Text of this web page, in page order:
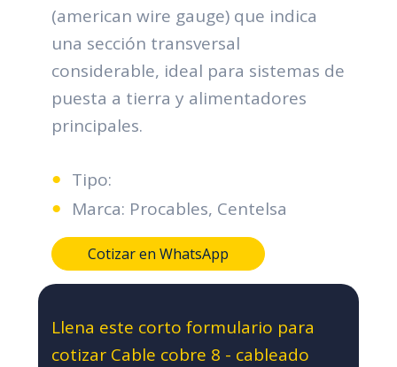
(american wire gauge) que indica
una sección transversal
considerable, ideal para sistemas de
puesta a tierra y alimentadores
principales.
Tipo:
Marca: Procables, Centelsa
Cotizar en WhatsApp
Llena este corto formulario para
cotizar Cable cobre 8 - cableado